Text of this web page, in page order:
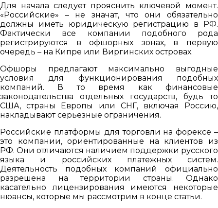
Для начала следует прояснить ключевой момент.
«Российские» – не значат, что они обязательно
должны иметь юридическую регистрацию в РФ.
Фактически все компании подобного рода
регистрируются в офшорных зонах, в первую
очередь – на Кипре или Виргинских островах.
Офшоры предлагают максимально выгодные
условия для функционирования подобных
компаний. В то время как финансовые
законодательства отдельных государств, будь то
США, страны Европы или СНГ, включая Россию,
накладывают серьезные ограничения.
Российские платформы для торговли на форексе –
это компании, ориентированные на клиентов из
РФ. Они отличаются наличием поддержки русского
языка и российских платежных систем.
Деятельность подобных компаний официально
разрешена на территории страны. Однако
касательно лицензирования имеются некоторые
нюансы, которые мы рассмотрим в конце статьи.